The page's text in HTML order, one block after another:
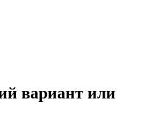
вариант или